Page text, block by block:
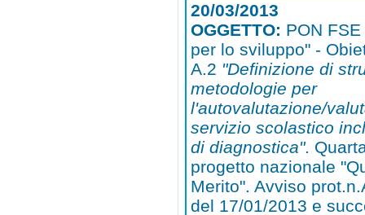
20/03/2013
OGGETTO: PON
per lo sviluppo" -
A.2 "Definizione di
metodologie per
l'autovalutazione/
servizio scolastico
di diagnostica".
progetto nazionale
Merito". Avviso
del 17/01/2013 e